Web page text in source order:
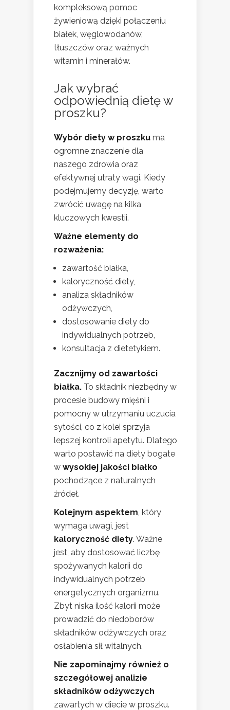
kompleksową pomoc
żywieniową dzięki połączeniu
białek, węglowodanów,
tłuszczów oraz ważnych
witamin i minerałów.
Jak wybrać
odpowiednią dietę w
proszku?
Wybór diety w proszku ma
ogromne znaczenie dla
naszego zdrowia oraz
efektywnej utraty wagi. Kiedy
podejmujemy decyzję, warto
zwrócić uwagę na kilka
kluczowych kwestii.
Ważne elementy do
rozważenia:
zawartość białka,
kaloryczność diety,
analiza składników
odżywczych,
dostosowanie diety do
indywidualnych potrzeb,
konsultacja z dietetykiem.
Zacznijmy od zawartości
białka. To składnik niezbędny w
procesie budowy mięśni i
pomocny w utrzymaniu uczucia
sytości, co z kolei sprzyja
lepszej kontroli apetytu. Dlatego
warto postawić na diety bogate
w wysokiej jakości białko
pochodzące z naturalnych
źródeł.
Kolejnym aspektem, który
wymaga uwagi, jest
kaloryczność diety. Ważne
jest, aby dostosować liczbę
spożywanych kalorii do
indywidualnych potrzeb
energetycznych organizmu.
Zbyt niska ilość kalorii może
prowadzić do niedoborów
składników odżywczych oraz
osłabienia sił witalnych.
Nie zapominajmy również o
szczegółowej analizie
składników odżywczych
zawartych w diecie w proszku.